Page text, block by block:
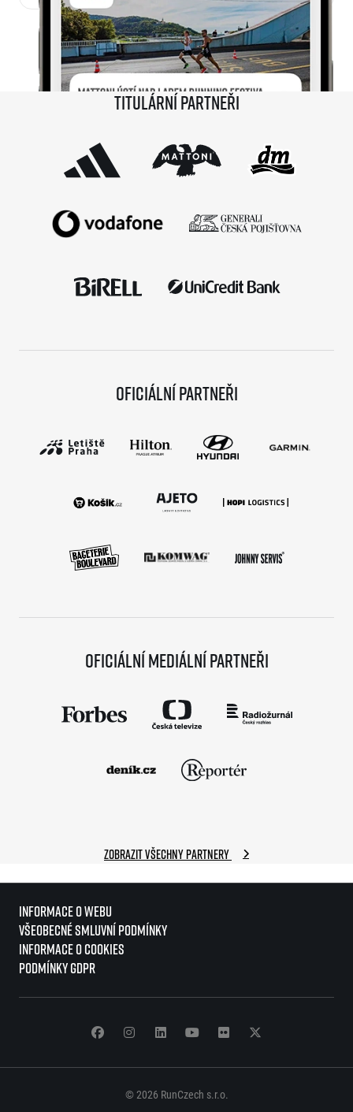
Titulární partneři
Oficiální partneři
Oficiální mediální partneři
Zobrazit všechny partnery
Informace o webu
Všeobecné smluvní podmínky
Informace o cookies
Podmínky GDPR
© 2026 RunCzech s.r.o.